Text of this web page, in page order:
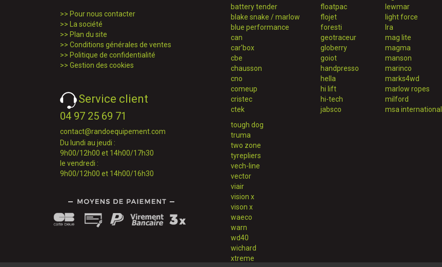
>> Pour nous contacter
>> La société
>> Plan du site
>> Conditions générales de ventes
>> Politique de confidentialité
>> Gestion des cookies
Service client
04 97 25 69 71
contact@randoequipement.com
Du lundi au jeudi :
9h00/12h00 et 14h00/17h30
le vendredi :
9h00/12h00 et 14h00/16h30
battery tender
blake snake / marlow
blue performance
can
car'box
cbe
chausson
cno
comeup
cristec
ctek
floatpac
flojet
foresti
geotraceur
globerry
goiot
handpresso
hella
hi lift
hi-tech
jabsco
lewmar
light force
lra
mag lite
magma
manson
marinco
marks4wd
marlow ropes
milford
msa international
tough dog
truma
two zone
tyrepliers
vech-line
vector
viair
vision x
vison x
waeco
warn
wd40
wichard
xtreme